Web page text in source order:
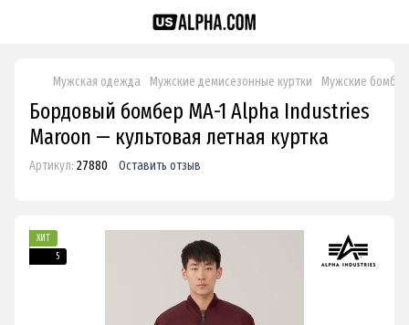
Мужская одежда Мужские демисезонные куртки Мужские
Бордовый бомбер MA-1 Alpha Industries
Maroon — культовая летная куртка
Артикул: 27880 Оставить отзыв
ХИТ
5